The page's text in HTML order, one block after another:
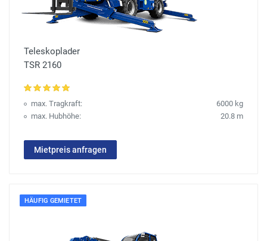
Teleskoplader
TSR 2160
max. Tragkraft:
6000 kg
max. Hubhöhe:
20.8 m
Mietpreis anfragen
HÄUFIG GEMIETET